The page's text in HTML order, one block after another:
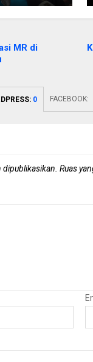
MR di
0 FACEBOOK:
Ruas